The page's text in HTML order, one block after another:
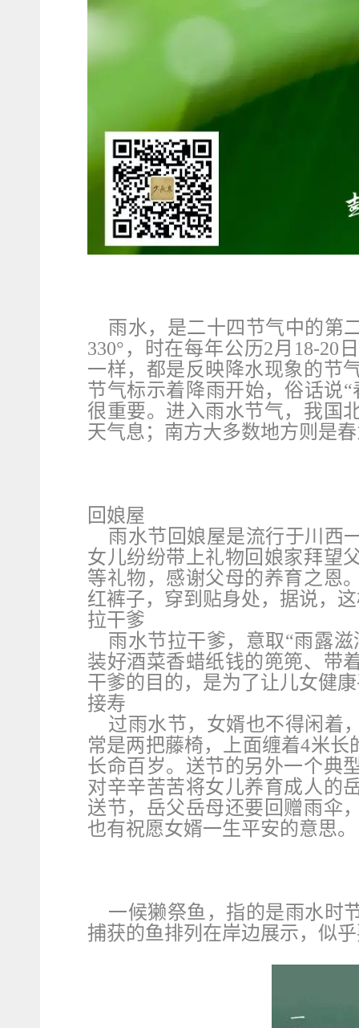
雨水，是二十四节气中的第
330°，时在每年公历2月18-20
一样，都是反映降水现象的节
节气标示着降雨开始，俗话说
很重要。进入雨水节气，我国
天气息；南方大多数地方则是
回娘屋
雨水节回娘屋是流行于川西
女儿纷纷带上礼物回娘家拜望
等礼物，感谢父母的养育之恩
红裤子，穿到贴身处，据说，
拉干爹
雨水节拉干爹，意取“雨露
装好酒菜香蜡纸钱的篼篼、带
干爹的目的，是为了让儿女健
接寿
过雨水节，女婿也不得闲着
常是两把藤椅，上面缠着4米
长命百岁。送节的另外一个典
对辛辛苦苦将女儿养育成人的
送节，岳父岳母还要回赠雨伞
也有祝愿女婿一生平安的意思。
一候獭祭鱼，指的是雨水时
捕获的鱼排列在岸边展示，似